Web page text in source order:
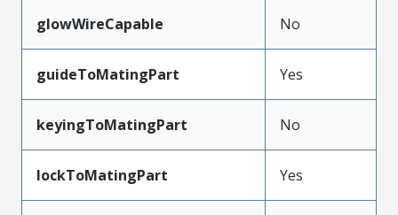
glowWireCapable No
guideToMatingPart Yes
keyingToMatingPart No
lockToMatingPart Yes